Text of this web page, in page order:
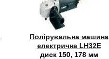
Полірувальна машина
електрична LH32E
диск 150, 178 мм